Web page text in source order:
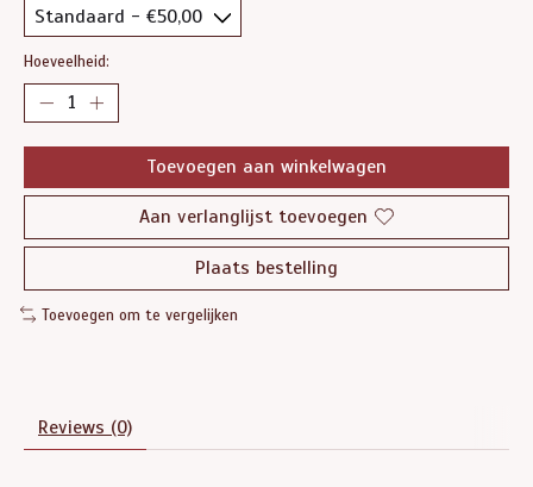
Hoeveelheid:
Toevoegen aan winkelwagen
Aan verlanglijst toevoegen
Plaats bestelling
Toevoegen om te vergelijken
Reviews (0)